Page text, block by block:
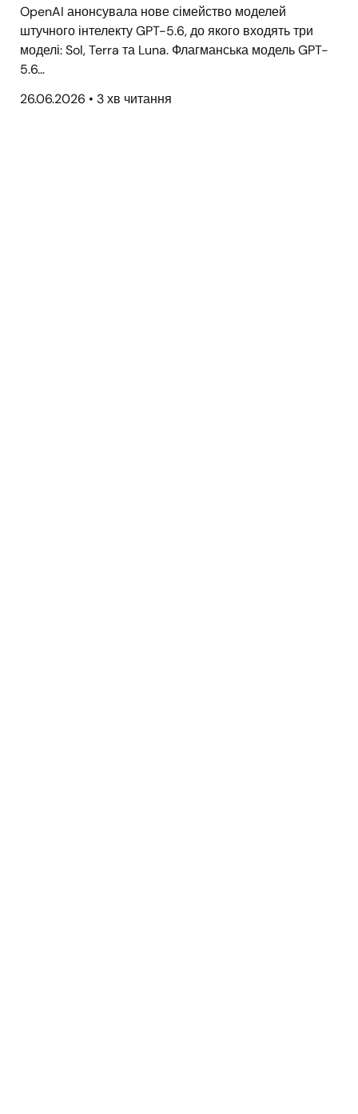
OpenAI анонсувала нове сімейство моделей
штучного інтелекту GPT-5.6, до якого входять три
моделі: Sol, Terra та Luna. Флагманська модель GPT-
5.6…
26.06.2026 • 3 хв читання